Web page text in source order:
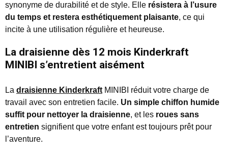
synonyme de durabilité et de style. Elle résistera à l’usure
du temps et restera esthétiquement plaisante, ce qui
incite à une utilisation régulière et heureuse.
La draisienne dès 12 mois Kinderkraft
MINIBI s’entretient aisément
La draisienne Kinderkraft MINIBI réduit votre charge de
travail avec son entretien facile. Un simple chiffon humide
suffit pour nettoyer la draisienne, et les roues sans
entretien signifient que votre enfant est toujours prêt pour
l’aventure.